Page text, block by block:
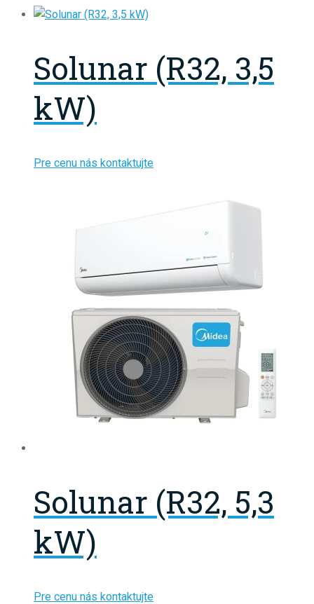
Solunar (R32, 3,5
kW)
Pre cenu nás kontaktujte
Solunar (R32, 5,3
kW)
Pre cenu nás kontaktujte